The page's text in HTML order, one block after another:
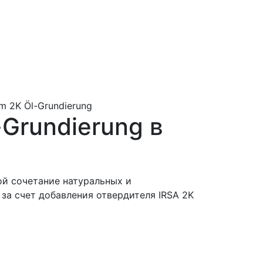
2K Öl-Grundierung
в
сочетание натуральных и
счет добавления отвердителя IRSA 2K